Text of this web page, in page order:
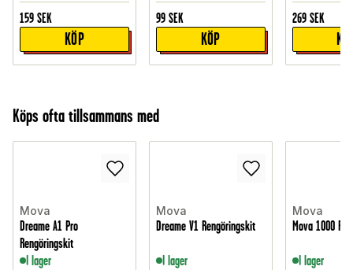
159 SEK
KÖP
99 SEK
KÖP
269 SEK
Köps ofta tillsammans med
Mova
Dreame A1 Pro
Rengöringskit
I lager
Mova
Dreame V1 Rengöringskit
I lager
Mova
Mova 1000
I lager